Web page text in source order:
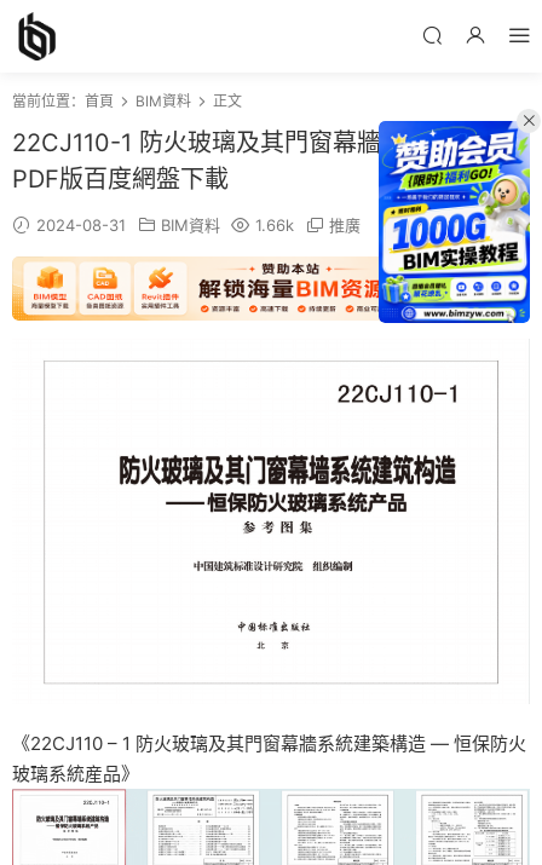
當前位置： 首頁 BIM資料 正文
22CJ110-1 防火玻璃及其門窗幕牆系統建築構造
PDF版百度網盤下載
2024-08-31 BIM資料 1.66k 推廣
《22CJ110 – 1 防火玻璃及其門窗幕牆系統建築構造 — 恒保防火
玻璃系統産品》